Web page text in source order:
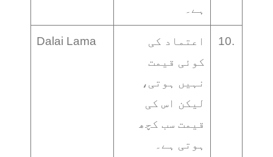
ہے۔
Dalai Lama
اعتماد کی
کوئی قیمت
نہیں ہوتی،
لیکن اس کی
قیمت سب کچھ
ہوتی ہے۔
10.